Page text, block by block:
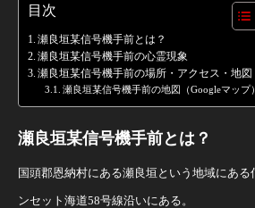
目次
瀬良垣某信号機手前とは？
瀬良垣某信号機手前の心霊現象
瀬良垣某信号機手前の場所・アクセス・地図
瀬良垣某信号機手前の地図（Googleマップ）
瀬良垣某信号機手前とは？
国頭郡恩納村にある瀬良垣という地域にあ
ンセット海道58号線沿いにある。